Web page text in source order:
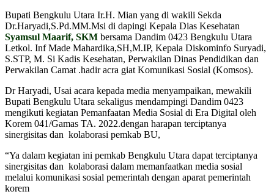
Bupati Bengkulu Utara Ir.H. Mian yang di wakili Sekda
Dr.Haryadi,S.Pd.MM.Msi di dapingi Kepala Dias Kesehatan
Syamsul Maarif, SKM bersama Dandim 0423 Bengkulu Utara
Letkol. Inf Made Mahardika,SH,M.IP, Kepala Diskominfo Suryadi,
S.STP, M. Si Kadis Kesehatan, Perwakilan Dinas Pendidikan dan
Perwakilan Camat .hadir acra giat Komunikasi Sosial (Komsos).
Dr Haryadi, Usai acara kepada media menyampaikan, mewakili
Bupati Bengkulu Utara sekaligus mendampingi Dandim 0423
mengikuti kegiatan Pemanfaatan Media Sosial di Era Digital oleh
Korem 041/Gamas TA. 2022.dengan harapan terciptanya
sinergisitas dan kolaborasi pemkab BU,
“Ya dalam kegiatan ini pemkab Bengkulu Utara dapat terciptanya
sinergisitas dan kolaborasi dalam memanfaatkan media sosial
melalui komunikasi sosial pemerintah dengan aparat pemerintah
korem